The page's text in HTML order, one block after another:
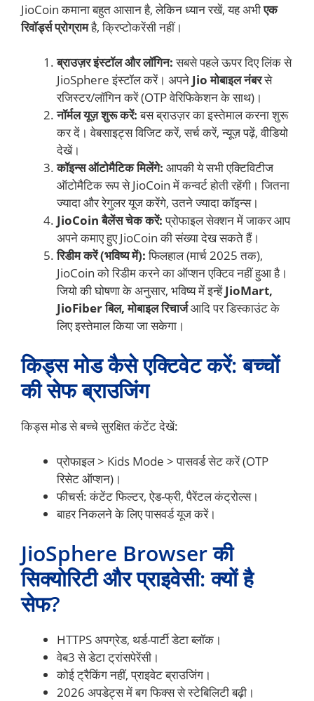
JioCoin कमाना बहुत आसान है, लेकिन ध्यान रखें, यह अभीएक
रिवॉर्ड्स प्रोग्रामहै, क्रिप्टोकरेंसी नहीं।
ब्राउज़र इंस्टॉल और लॉगिन:सबसे पहले ऊपर दिए लिंक से
JioSphere इंस्टॉल करें। अपने Jio मोबाइल नंबरसे
रजिस्टर/लॉगिन करें (OTP वेरिफिकेशन के साथ)।
नॉर्मल यूज़ शुरू करें:बस ब्राउज़र का इस्तेमाल करना शुरू
कर दें। वेबसाइट्स विजिट करें, सर्च करें, न्यूज़ पढ़ें, वीडियो
देखें।
कॉइन्स ऑटोमैटिक मिलेंगे: आपकी ये सभी एक्टिविटीज
ऑटोमैटिक रूप से JioCoin में कन्वर्ट होती रहेंगी। जितना
ज्यादा और रेगुलर यूज करेंगे, उतने ज्यादा कॉइन्स।
JioCoin बैलेंस चेक करें:प्रोफाइल सेक्शन में जाकर आप
अपने कमाए हुए JioCoin की संख्या देख सकते हैं।
रिडीम करें (भविष्य में):फिलहाल (मार्च 2025 तक),
JioCoin को रिडीम करने का ऑप्शन एक्टिव नहीं हुआ है।
जियो की घोषणा के अनुसार, भविष्य में इन्हेंJioMart,
JioFiber बिल, मोबाइल रिचार्जआदि पर डिस्काउंट के
लिए इस्तेमाल किया जा सकेगा।
किड्स मोड कैसे एक्टिवेट करें: बच्चों
की सेफ ब्राउजिंग
किड्स मोड से बच्चे सुरक्षित कंटेंट देखें:
प्रोफाइल > Kids Mode > पासवर्ड सेट करें (OTP
रिसेट ऑप्शन)।
फीचर्स: कंटेंट फिल्टर, ऐड-फ्री, पैरेंटल कंट्रोल्स।
बाहर निकलने के लिए पासवर्ड यूज करें।
JioSphere Browser की
सिक्योरिटी और प्राइवेसी: क्यों है
सेफ?
HTTPS अपग्रेड, थर्ड-पार्टी डेटा ब्लॉक।
वेब3 से डेटा ट्रांसपेरेंसी।
कोई ट्रैकिंग नहीं, प्राइवेट ब्राउजिंग।
2026 अपडेट्स में बग फिक्स से स्टेबिलिटी बढ़ी।